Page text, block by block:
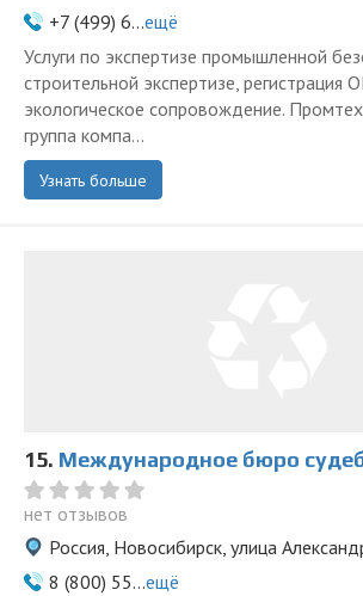
+7 (499) 6...ещё
Услуги по экспертизе промышленной
строительной экспертизе, регистрация
экологическое сопровождение.
группа компа...
Узнать больше
15. Международное бюро судебных экспертиз, оценки и
нет отзывов
Россия, Новосибирск, улица
8 (800) 55...ещё